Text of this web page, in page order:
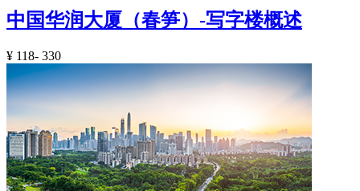
中国华润大厦（春笋）-写字楼概述
¥ 118- 330